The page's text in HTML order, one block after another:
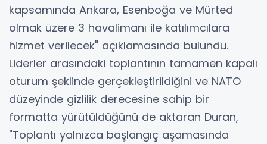
kapsamında Ankara, Esenboğa ve Mürted
olmak üzere 3 havalimanı ile katılımcılara
hizmet verilecek" açıklamasında bulundu.
Liderler arasındaki toplantının tamamen kapalı
oturum şeklinde gerçekleştirildiğini ve NATO
düzeyinde gizlilik derecesine sahip bir
formatta yürütüldüğünü de aktaran Duran,
"Toplantı yalnızca başlangıç aşamasında